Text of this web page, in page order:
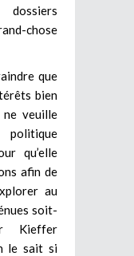
dossiers
chose
que
bien
ne veuille
qu’elle
afin de
au
soit-
Kieffer
le sait si